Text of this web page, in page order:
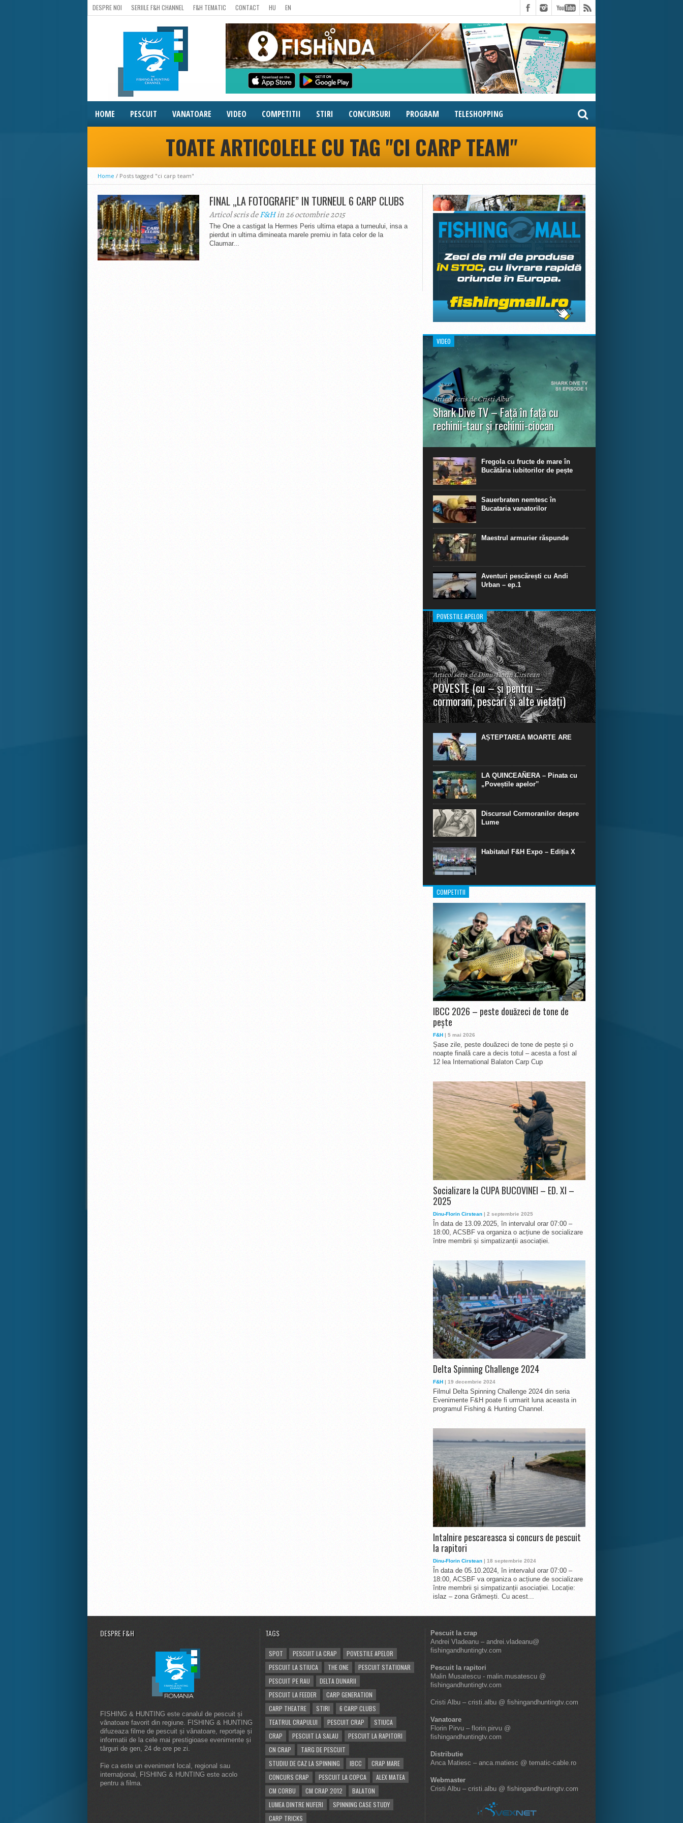
DESPRE NOI SERIILE F&H CHANNEL F&H TEMATIC CONTACT HU EN
HOME PESCUIT VANATOARE VIDEO COMPETITII STIRI CONCURSURI PROGRAM TELESHOPPING
TOATE ARTICOLELE CU TAG "CI CARP TEAM"
Home / Posts tagged "ci carp team"
FINAL „LA FOTOGRAFIE” IN TURNEUL 6 CARP CLUBS
Articol scris deF&Hin 26 octombrie 2015
The One a castigat la Hermes Peris ultima etapa a turneului, insa a
pierdut in ultima dimineata marele premiu in fata celor de la
Claumar...
VIDEO
Articol scris de Cristi Albu
Shark Dive TV – Față în față cu
rechinii-taur și rechinii-ciocan
În primul episod din Shark Dive TV, telespectatorii
extraordinare de scufundare cu rechini.
Fregola cu fructe de mare în
Bucătăria iubitorilor de pește
Sauerbraten nemtesc în
Bucataria vanatorilor
Maestrul armurier răspunde
Aventuri pescărești cu Andi
Urban – ep.1
POVESTILE APELOR
Articol scris de Dinu-Florin Cirstean
POVESTE (cu – și pentru –
cormorani, pescari și alte vietăți)
”La urma urmei, cred că legendele și miturile sunt
în mare parte făcute din „adevăr”.“ R. R. Tolkien.
AȘTEPTAREA MOARTE ARE
LA QUINCEAÑERA – Pinata cu
„Poveștile apelor‟
Discursul Cormoranilor despre
Lume
Habitatul F&H Expo – Ediția X
COMPETITII
IBCC 2026 – peste douăzeci de tone de
pește
F&H | 5 mai 2026
Șase zile, peste douăzeci de tone de pește și o
noapte finală care a decis totul – acesta a fost al
12 lea International Balaton Carp Cup
Socializare la CUPA BUCOVINEI – ED. XI –
2025
Dinu-Florin Cirstean | 2 septembrie 2025
În data de 13.09.2025, în intervalul orar 07:00 –
18:00, ACSBF va organiza o acțiune de socializare
între membrii și simpatizanții asociației.
Delta Spinning Challenge 2024
F&H | 19 decembrie 2024
Filmul Delta Spinning Challenge 2024 din seria
Evenimente F&H poate fi urmarit luna aceasta in
programul Fishing & Hunting Channel.
Intalnire pescareasca si concurs de pescuit
la rapitori
Dinu-Florin Cirstean | 18 septembrie 2024
În data de 05.10.2024, în intervalul orar 07:00 –
18:00, ACSBF va organiza o acțiune de socializare
între membrii și simpatizanții asociației. Locație:
islaz – zona Grămești. Cu acest...
DESPRE F&H
FISHING & HUNTING este canalul de pescuit și
vânatoare favorit din regiune. FISHING & HUNTING
difuzeaza filme de pescuit și vânatoare, reportaje și
informatii de la cele mai prestigioase evenimente și
târguri de gen, 24 de ore pe zi.
Fie ca este un eveniment local, regional sau
internaţional, FISHING & HUNTING este acolo
pentru a filma.
TAGS
SPOT PESCUIT LA CRAP
POVESTILE APELOR
PESCUIT LA STIUCA
THE ONE
PESCUIT STATIONAR
PESCUIT PE RAU
DELTA DUNARII
PESCUIT LA FEEDER
CARP GENERATION
CARP THEATRE
STIRI
6 CARP CLUBS
TEATRUL CRAPULUI
PESCUIT CRAP
STIUCA
CRAP
PESCUIT LA SALAU
PESCUIT LA RAPITORI
CN CRAP
TARG DE PESCUIT
STUDIU DE CAZ LA SPINNING
IBCC
CRAP MARE
CONCURS CRAP
PESCUIT LA COPCA
ALEX MATEA
CM CORBU
CM CRAP 2012
BALATON
LUMEA DINTRE NUFERI
SPINNING CASE STUDY
CARP TRICKS
Pescuit la crap
Andrei Vladeanu – andrei.vladeanu@
fishingandhuntingtv.com
Pescuit la rapitori
Malin Musatescu - malin.musatescu @
fishingandhuntingtv.com
Cristi Albu – cristi.albu @ fishingandhuntingtv.com
Vanatoare
Florin Pirvu – florin.pirvu @
fishingandhuntingtv.com
Distributie
Anca Matiesc – anca.matiesc @ tematic-cable.ro
Webmaster
Cristi Albu – cristi.albu @ fishingandhuntingtv.com